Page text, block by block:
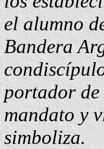
el alumno
Bandera
portador
mandato y
simboliza.